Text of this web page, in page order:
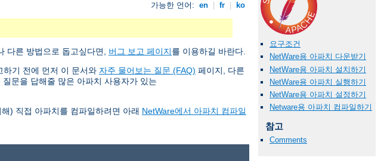
가능한 언어: en fr ko
다른 방법으로 돕고싶다면, 버그 보고 페이지를 이용하길 바란다.
하기 전에 먼저 이 문서와 자주 물어보는 질문 (FAQ) 페이지, 다른
문을 답해줄 많은 아파치 사용자가 있는
) 직접 아파치를 컴파일하려면 아래 NetWare에서 아파치 컴파일
요구조건
NetWare용 아파치 다운받기
NetWare용 아파치 설치하기
NetWare용 아파치 실행하기
NetWare용 아파치 설정하기
Netware용 아파치 컴파일하기
참고
Comments